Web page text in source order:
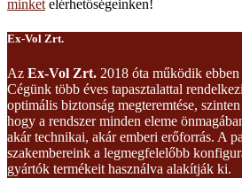
minket elérhetőségeinken!
Ex-Vol Zrt.
Az Ex-Vol Zrt. 2018 óta működik ebben
Cégünk több éves tapasztalattal
optimális biztonság megteremtése,
hogy a rendszer minden eleme
akár technikai, akár emberi erőforrás. A
szakembereink a legmegfelelőbb
gyártók termékeit használva alakítják ki.